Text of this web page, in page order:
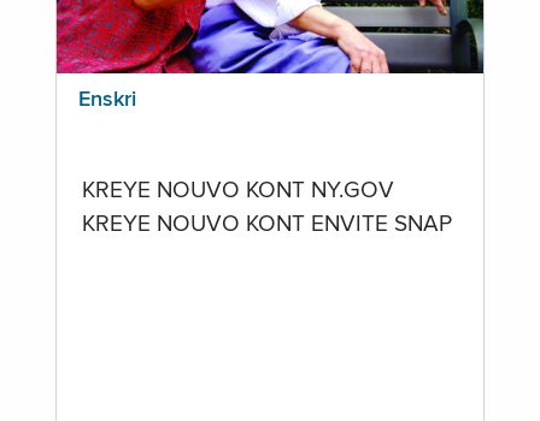
Enskri
KREYE NOUVO KONT NY.GOV
KREYE NOUVO KONT ENVITE SNAP